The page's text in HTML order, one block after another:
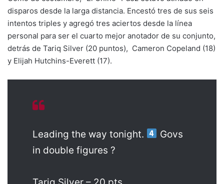
disparos desde la larga distancia. Encestó tres de sus seis
intentos triples y agregó tres aciertos desde la línea
personal para ser el cuarto mejor anotador de su conjunto,
detrás de Tariq Silver (20 puntos), Cameron Copeland (18)
y Elijah Hutchins-Everett (17).
Leading the way tonight.
Govs
in double figures ?